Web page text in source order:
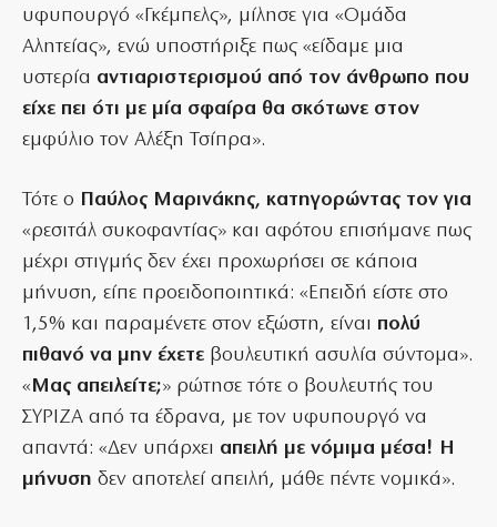
υφυπουργό «Γκέμπελς», μίλησε για «Ομάδα
Αλητείας», ενώ υποστήριξε πως «είδαμε μια
υστερία αντιαριστερισμού από τον άνθρωπο που
είχε πει ότι με μία σφαίρα θα σκότωνε στον
εμφύλιο τον Αλέξη Τσίπρα».
Τότε ο Παύλος Μαρινάκης, κατηγορώντας τον για
«ρεσιτάλ συκοφαντίας» και αφότου επισήμανε πως
μέχρι στιγμής δεν έχει προχωρήσει σε κάποια
μήνυση, είπε προειδοποιητικά: «Επειδή είστε στο
1,5% και παραμένετε στον εξώστη, είναι πολύ
πιθανό να μην έχετε βουλευτική ασυλία σύντομα».
« Μας απειλείτε;» ρώτησε τότε ο βουλευτής του
ΣΥΡΙΖΑ από τα έδρανα, με τον υφυπουργό να
απαντά: «Δεν υπάρχει απειλή με νόμιμα μέσα! Η
μήνυση δεν αποτελεί απειλή, μάθε πέντε νομικά».